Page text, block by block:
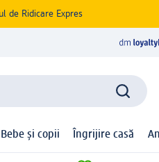
de Ridicare Expres
Bebe și copii Îngrijire casă